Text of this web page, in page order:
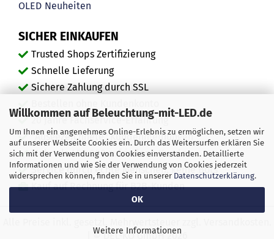
Willkommen auf Beleuchtung-mit-LED.de
Um Ihnen ein angenehmes Online-Erlebnis zu ermöglichen, setzen wir
auf unserer Webseite Cookies ein. Durch das Weitersurfen erklären Sie
sich mit der Verwendung von Cookies einverstanden. Detaillierte
Informationen und wie Sie der Verwendung von Cookies jederzeit
widersprechen können, finden Sie in unserer Datenschutzerklärung.
OK
Weitere Informationen
OLED Neuheiten
SICHER EINKAUFEN
Trusted Shops Zertifizierung
Schnelle Lieferung
Sichere Zahlung durch SSL
20 Jahre Fachservice-Erfahrung
"Ausgezeichnete" Kundenmeinungen
Mehr als 450.000 zufriedene Kunden
Service durch echte Menschen, keine Bots
Kauf auf Rechnung für B2B-Kunden
| © DEL-KO GmbH 2026